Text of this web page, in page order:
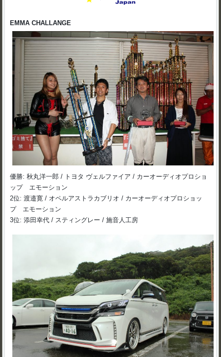
EMMA CHALLANGE
優勝: 秋丸洋一郎 / トヨタ ヴェルファイア / カーオーディオプロショ
ップ エモーション
2位: 渡邉寛 / オペルアストラカブリオ / カーオーディオプロショッ
プ エモーション
3位: 添田幸代 / スティングレー / 施音人工房